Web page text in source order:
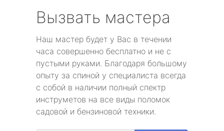
Вызвать мастера
Наш мастер будет у Вас в течении
часа совершенно бесплатно и не с
пустыми руками. Благодаря большому
опыту за спиной у специалиста всегда
с собой в наличии полный спектр
инструметов на все виды поломок
садовой и бензиновой техники.